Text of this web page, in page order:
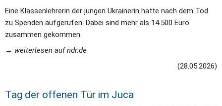
Eine Klassenlehrerin der jungen Ukrainerin hatte nach dem Tod
zu Spenden aufgerufen. Dabei sind mehr als 14.500 Euro
zusammen gekommen.
→ weiterlesen auf ndr.de
(28.05.2026)
Tag der offenen Tür im Juca